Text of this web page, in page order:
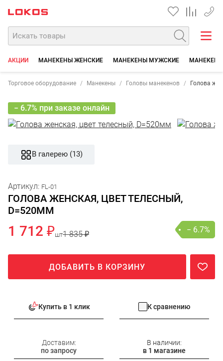
+7
АКЦИИ МАНЕКЕНЫ ЖЕНСКИЕ МАНЕКЕНЫ МУЖСКИЕ
Торговое оборудование Манекены Головы манекенов Голова
− 6.7% при заказе онлайн
В галерею (13)
Артикул: FL-01
ГОЛОВА ЖЕНСКАЯ, ЦВЕТ ТЕЛЕСНЫЙ,
D=520ММ
1 712 ₽шт1 835 ₽ − 6.7%
ДОБАВИТЬ В КОРЗИНУ
Купить в 1 клик К сравнению
Доставим:
по запросу
В наличии:
в 1 магазине